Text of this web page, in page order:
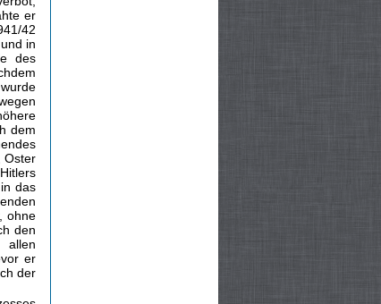
er
42
in
des
dem
Oster
das
ohne
den
allen
er
der